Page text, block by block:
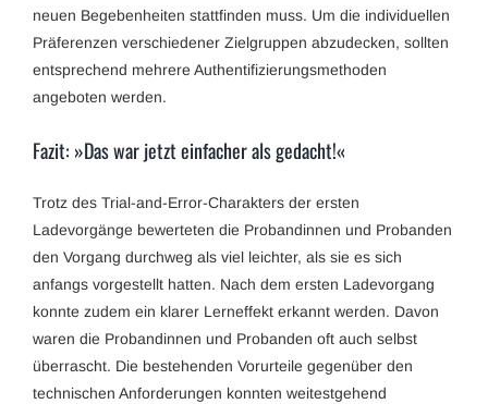
neuen Begebenheiten stattfinden muss. Um die individuellen
Präferenzen verschiedener Zielgruppen abzudecken, sollten
entsprechend mehrere Authentifizierungsmethoden
angeboten werden.
Fazit: »Das war jetzt einfacher als gedacht!«
Trotz des Trial-and-Error-Charakters der ersten
Ladevorgänge bewerteten die Probandinnen und Probanden
den Vorgang durchweg als viel leichter, als sie es sich
anfangs vorgestellt hatten. Nach dem ersten Ladevorgang
konnte zudem ein klarer Lerneffekt erkannt werden. Davon
waren die Probandinnen und Probanden oft auch selbst
überrascht. Die bestehenden Vorurteile gegenüber den
technischen Anforderungen konnten weitestgehend